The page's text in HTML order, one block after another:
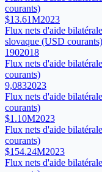
courants)
$13.61M2023
Flux nets d'aide
slovaque (USD courants)
1902018
Flux nets d'aide
courants)
9,0832023
Flux nets d'aide
courants)
$1.10M2023
Flux nets d'aide
courants)
$154.24M2023
Flux nets d'aide